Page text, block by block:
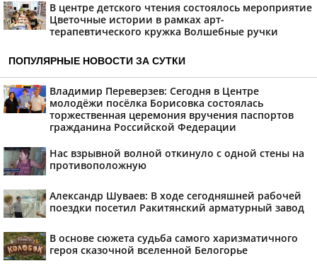
В центре детского чтения состоялось мероприятие
Цветочные истории в рамках арт-
терапевтического кружка Волшебные ручки
ПОПУЛЯРНЫЕ НОВОСТИ ЗА СУТКИ
Владимир Переверзев: Сегодня в Центре
молодёжи посёлка Борисовка состоялась
торжественная церемония вручения паспортов
гражданина Российской Федерации
Нас взрывной волной откинуло с одной стены на
противоположную
Александр Шуваев: В ходе сегодняшней рабочей
поездки посетил Ракитянский арматурный завод
В основе сюжета судьба самого харизматичного
героя сказочной вселенной Белогорье